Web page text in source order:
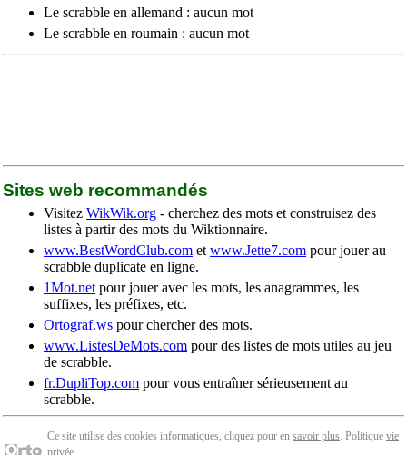
Le scrabble en allemand : aucun mot
Le scrabble en roumain : aucun mot
Sites web recommandés
Visitez WikWik.org - cherchez des mots et construisez des
listes à partir des mots du Wiktionnaire.
www.BestWordClub.com et www.Jette7.com pour jouer au
scrabble duplicate en ligne.
1Mot.net pour jouer avec les mots, les anagrammes, les
suffixes, les préfixes, etc.
Ortograf.ws pour chercher des mots.
www.ListesDeMots.com pour des listes de mots utiles au jeu
de scrabble.
fr.DupliTop.com pour vous entraîner sérieusement au
scrabble.
Ce site utilise des cookies informatiques, cliquez pour en savoir plus. Politique vie
privée